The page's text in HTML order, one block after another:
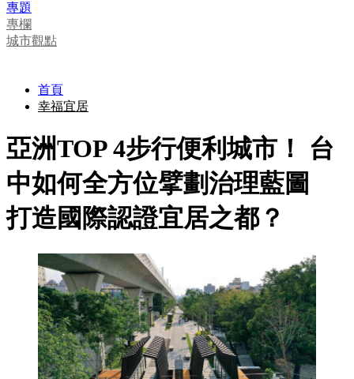
專題
專欄
城市觀點
首頁
幸福宜居
亞洲TOP 4步行便利城市！ 台
中如何全方位擘劃治理藍圖
打造國際認證宜居之都？